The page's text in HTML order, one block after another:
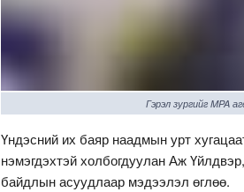
Гэрэл зургийг MPA
Үндэсний их баяр наадмын урт
нэмэгдэхтэй холбогдуулан Аж
байдлын асуудлаар мэдээлэл өглөө.